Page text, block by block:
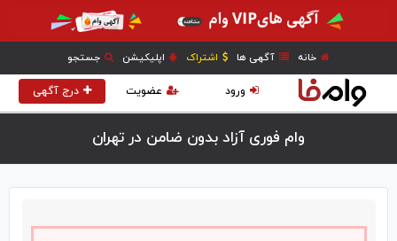
خانه آگهی ها اشتراک اپلیکیشن جستجو
درج آگهی عضویت ورود
وام فوری آزاد بدون ضامن در تهران